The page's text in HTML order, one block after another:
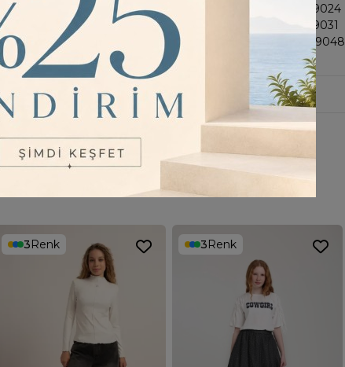
146(11-12) -> 8681156979024
152(12-13) -> 8681156979031
158(13-14) -> 8681156979048
YORUMLAR
3Renk 3Renk